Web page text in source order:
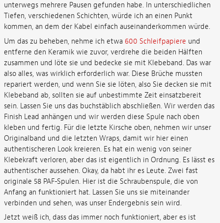
unterwegs mehrere Pausen gefunden habe. In unterschiedlichen
Tiefen, verschiedenen Schichten, würde ich an einen Punkt
kommen, an dem der Kabel einfach auseinanderkommen würde.
Um das zu beheben, nehme ich etwa 600 Schleifpapiere und
entferne den Keramik wie zuvor, verdrehe die beiden Hälften
zusammen und löte sie und bedecke sie mit Klebeband. Das war
also alles, was wirklich erforderlich war. Diese Brüche mussten
repariert werden, und wenn Sie sie löten, also Sie decken sie mit
Klebeband ab, sollten sie auf unbestimmte Zeit einsatzbereit
sein. Lassen Sie uns das buchstäblich abschließen. Wir werden das
Finish Lead anhängen und wir werden diese Spule nach oben
kleben und fertig. Für die letzte Kirsche oben, nehmen wir unser
Originalband und die letzten Wraps, damit wir hier einen
authentischeren Look kreieren. Es hat ein wenig von seiner
Klebekraft verloren, aber das ist eigentlich in Ordnung. Es lässt es
authentischer aussehen. Okay, da habt ihr es Leute. Zwei fast
originale 58 PAF-Spulen. Hier ist die Schraubenspule, die von
Anfang an funktioniert hat. Lassen Sie uns sie miteinander
verbinden und sehen, was unser Endergebnis sein wird.
Jetzt weiß ich, dass das immer noch funktioniert, aber es ist